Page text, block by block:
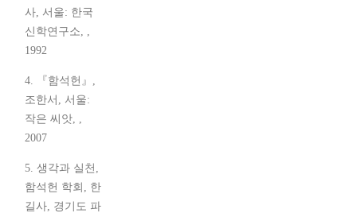
사, 서울: 한국
신학연구소, ,
1992
4. 『함석헌』,
조한서, 서울:
작은 씨앗, ,
2007
5. 생각과 실천,
함석헌 학회, 한
길사, 경기도 파